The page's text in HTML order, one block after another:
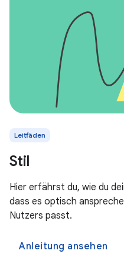
Leitfäden
Stil
Hier erfährst du, wie du
dass es optisch
Nutzers passt.
Anleitung ansehen